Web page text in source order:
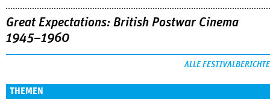
Great Expectations: British Postwar Cinema
1945–1960
ALLE FESTIVALBERICHTE
THEMEN